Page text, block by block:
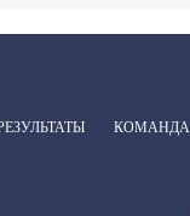
КОМАНДА